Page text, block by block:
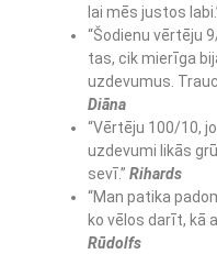
lai mēs justos
“Šodienu vērtēju
tas, cik mierīga
uzdevumus.
Diāna
“Vērtēju 100/10,
uzdevumi likās
sevī.” Rihards
“Man patika
ko vēlos darīt, kā
Rūdolfs